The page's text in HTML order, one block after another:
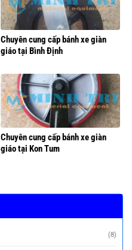
(8)
Chuyên cung cấp bánh xe giàn
giáo tại Bình Định
Chuyên cung cấp bánh xe giàn
giáo tại Kon Tum